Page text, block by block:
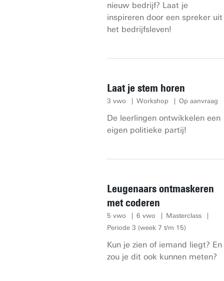
nieuw bedrijf? Laat je
inspireren door een spreker uit
het bedrijfsleven!
Laat je stem horen
3 vwo Workshop Op aanvraag
De leerlingen ontwikkelen een
eigen politieke partij!
Leugenaars ontmaskeren
met coderen
5 vwo 6 vwo
Masterclass
Periode 3 (week 7 t/m 15)
Kun je zien of iemand liegt? En
zou je dit ook kunnen meten?